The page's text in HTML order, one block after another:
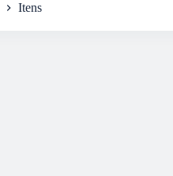
Itens